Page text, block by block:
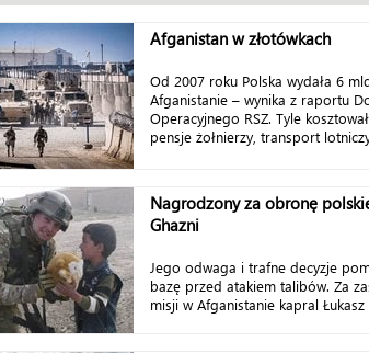
Afganistan w złotówkach
Od 2007 roku Polska wydała 6
Afganistanie – wynika z raportu
Operacyjnego RSZ. Tyle
pensje żołnierzy, transport
Nagrodzony za obronę
Ghazni
Jego odwaga i trafne decyzje
bazę przed atakiem talibów. Za
misji w Afganistanie kapral Łukasz